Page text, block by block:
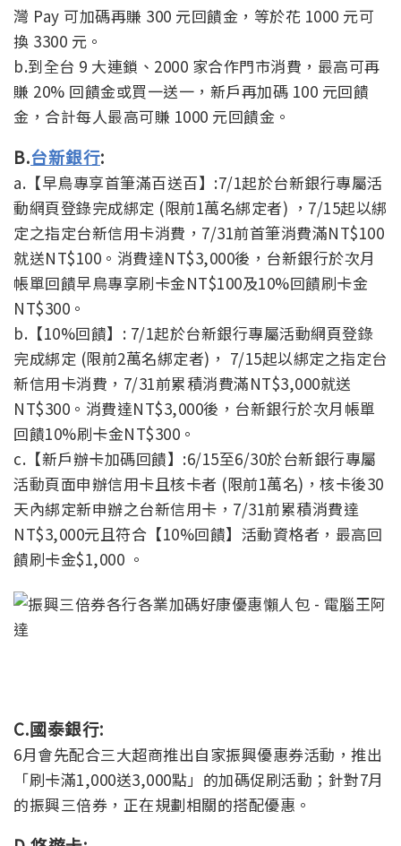
灣 Pay 可加碼再賺 300 元回饋金，等於花 1000 元可
換 3300 元。
b.到全台 9 大連鎖、2000 家合作門市消費，最高可再
賺 20% 回饋金或買一送一，新戶再加碼 100 元回饋
金，合計每人最高可賺 1000 元回饋金。
B.台新銀行:
a.【早鳥專享首筆滿百送百】:7/1起於台新銀行專屬活
動網頁登錄完成綁定 (限前1萬名綁定者) ，7/15起以綁
定之指定台新信用卡消費，7/31前首筆消費滿NT$100
就送NT$100。消費達NT$3,000後，台新銀行於次月
帳單回饋早鳥專享刷卡金NT$100及10%回饋刷卡金
NT$300。
b.【10%回饋】: 7/1起於台新銀行專屬活動網頁登錄
完成綁定 (限前2萬名綁定者)， 7/15起以綁定之指定台
新信用卡消費，7/31前累積消費滿NT$3,000就送
NT$300。消費達NT$3,000後，台新銀行於次月帳單
回饋10%刷卡金NT$300。
c.【新戶辦卡加碼回饋】:6/15至6/30於台新銀行專屬
活動頁面申辦信用卡且核卡者 (限前1萬名)，核卡後30
天內綁定新申辦之台新信用卡，7/31前累積消費達
NT$3,000元且符合【10%回饋】活動資格者，最高回
饋刷卡金$1,000 。
C.國泰銀行:
6月會先配合三大超商推出自家振興優惠券活動，推出
「刷卡滿1,000送3,000點」的加碼促刷活動；針對7月
的振興三倍券，正在規劃相關的搭配優惠。